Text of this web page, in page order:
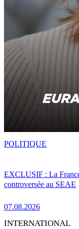
EXCLUSIF : La
controversée au SEAE
07.08.2026
POLITIQUE
INTERNATIONAL